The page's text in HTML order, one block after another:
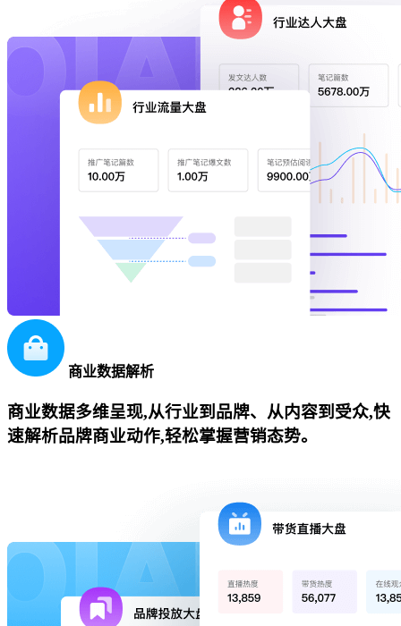
商业数据解析
商业数据多维呈现,从行业到品牌、从内容到受众,快
速解析品牌商业动作,轻松掌握营销态势。